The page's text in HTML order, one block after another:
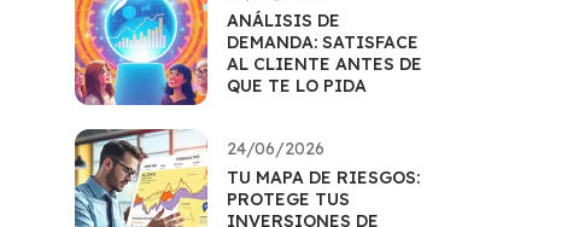
ANÁLISIS DE
DEMANDA: SATISFACE
AL CLIENTE ANTES DE
QUE TE LO PIDA
24/06/2026
TU MAPA DE RIESGOS:
PROTEGE TUS
INVERSIONES DE